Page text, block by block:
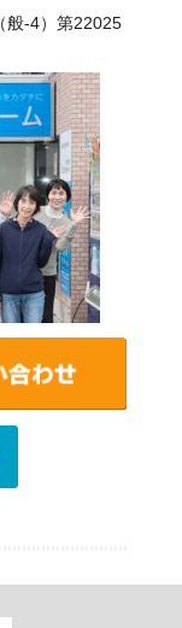
-4）第22025